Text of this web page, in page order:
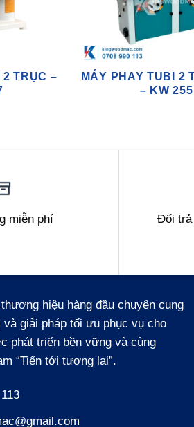
2 TRỤC –
MÁY PHAY TUBI 2
– KW 255
miễn phí
Đổi trả
hiệu hàng đầu chuyên cung
giải pháp tối ưu phục vụ cho
phát triển bền vững và cùng
“Tiến tới tương lai”.